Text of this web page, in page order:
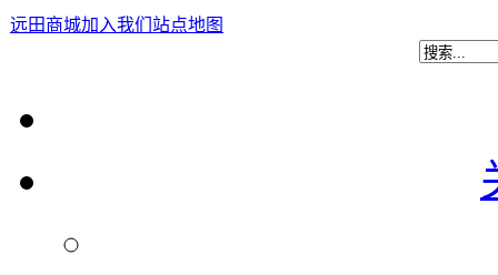
远田商城加入我们 站点地图